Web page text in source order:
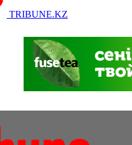
TRIBUNE.KZ